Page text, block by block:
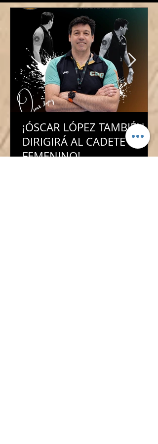
¡ÓSCAR LÓPEZ TAMBIÉN
DIRIGIRÁ AL CADETE
FEMENINO!